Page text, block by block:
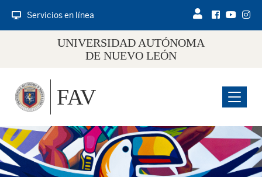
Servicios en línea
UNIVERSIDAD AUTÓNOMA
DE NUEVO LEÓN
Menu
FAV